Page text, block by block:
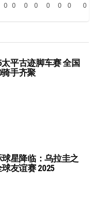
0 0 0 0 0 0 0 0
太平古迹脚车赛 全国
骑手齐聚
球星降临：乌拉圭之
友谊赛 2025